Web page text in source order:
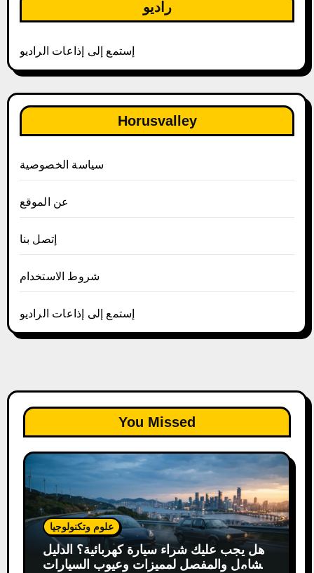
راديو
إستمع إلى إذاعات الراديو
Horusvalley
سياسة الخصوصية
عن الموقع
إتصل بنا
شروط الاستخدام
إستمع إلى إذاعات الراديو
You Missed
علوم وتكنولوجيا
هل يجب عليك شراء سيارة كهربائية؟ الدليل
الشامل والمفصل لمميزات وعيوب السيارات